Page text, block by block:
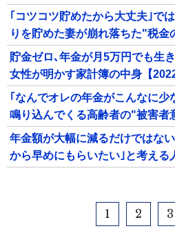
｢コツコツ貯めたから大丈夫｣で
りを貯めた妻が崩れ落ちた"税金
貯金ゼロ､年金が月5万円でも生
女性が明かす家計簿の中身【
｢なんでオレの年金がこんなに少
鳴り込んでくる高齢者の"被害者
年金額が大幅に減るだけではな
から早めにもらいたい｣と考え
1 2 3